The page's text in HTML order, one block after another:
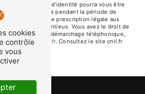
Un justificatif d'identité pourra vous être
vos données pendant la période de
la durée de prescription légale aux
des contentieux. Vous avez le droit de
d'opposition au démarchage téléphonique,
Bloctel.gouv.fr. Consultez le site cnil.fr
sur vos droits.
cookies
contrôle
vous